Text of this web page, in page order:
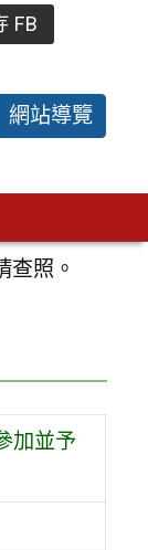
FB
網站導覽
查照。
加並予